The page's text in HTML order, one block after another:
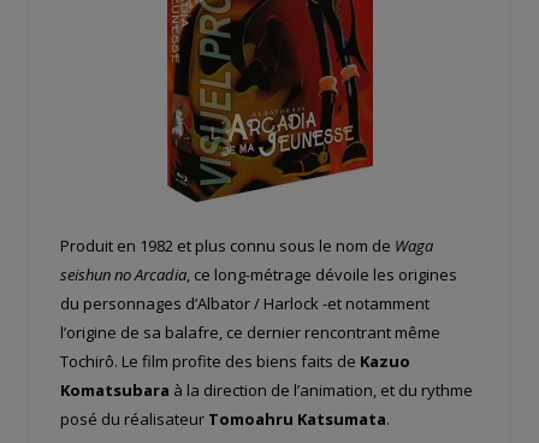
Produit en 1982 et plus connu sous le nom de Waga
seishun no Arcadia, ce long-métrage dévoile les origines
du personnages d’Albator / Harlock -et notamment
l’origine de sa balafre, ce dernier rencontrant même
Tochirô. Le film profite des biens faits de Kazuo
Komatsubara à la direction de l’animation, et du rythme
posé du réalisateur Tomoahru Katsumata.